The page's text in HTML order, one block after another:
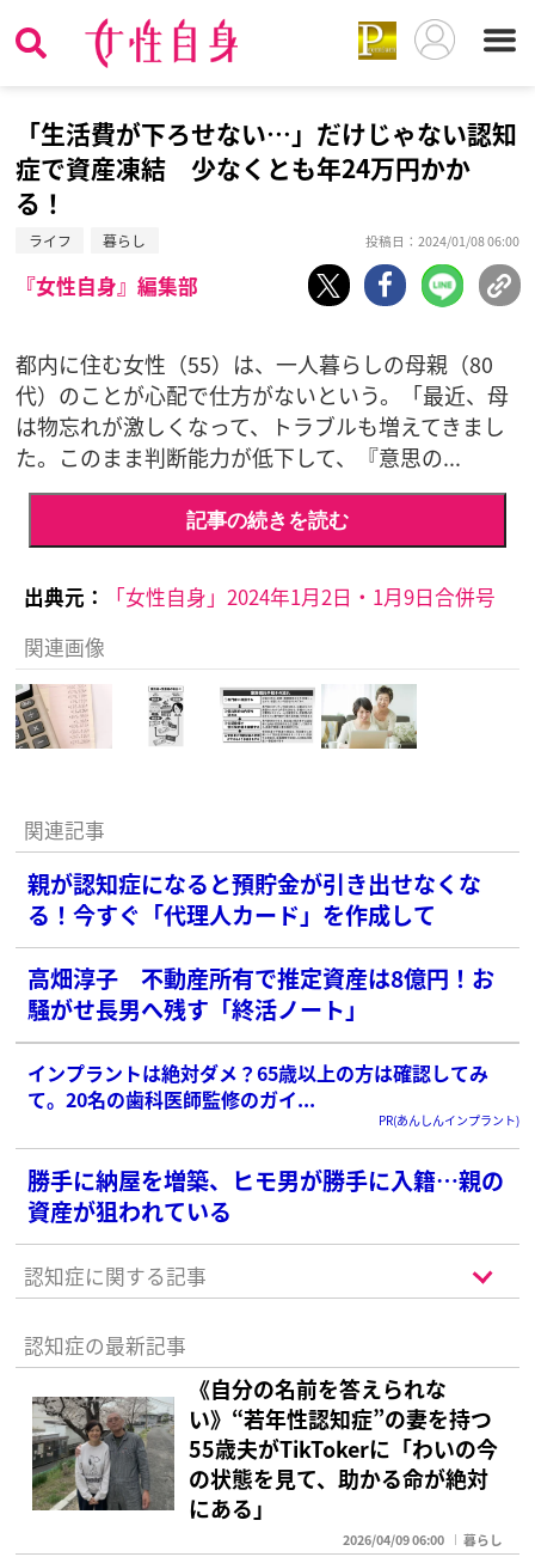
「生活費が下ろせない…」だけじゃない認知
症で資産凍結 少なくとも年24万円かか
る！
ライフ 暮らし 投稿日：2024/01/08 06:00
『女性自身』編集部
都内に住む女性（55）は、一人暮らしの母親（80
代）のことが心配で仕方がないという。「最近、母
は物忘れが激しくなって、トラブルも増えてきまし
た。このまま判断能力が低下して、『意思の...
記事の続きを読む
出典元：
「女性自身」2024年1月2日・1月9日合併号
関連画像
関連記事
親が認知症になると預貯金が引き出せなくな
る！今すぐ「代理人カード」を作成して
高畑淳子 不動産所有で推定資産は8億円！お
騒がせ長男へ残す「終活ノート」
インプラントは絶対ダメ？65歳以上の方は確認してみ
て。20名の歯科医師監修のガイ...
PR(あんしんインプラント)
勝手に納屋を増築、ヒモ男が勝手に入籍…親の
資産が狙われている
認知症に関する記事
認知症の最新記事
《自分の名前を答えられな
い》“若年性認知症”の妻を持つ
55歳夫がTikTokerに「わいの今
の状態を見て、助かる命が絶対
にある」
2026/04/09 06:00 暮らし